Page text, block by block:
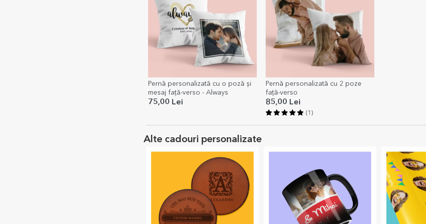
Pernă personalizată cu o poză și
mesaj față-verso - Always
75,00 Lei
Pernă personalizată cu 2 poze
față-verso
85,00 Lei
(1)
Alte cadouri personalizate